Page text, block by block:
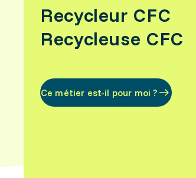
Recycleur CFC
Recycleuse CFC
Ce métier est-il pour moi ?